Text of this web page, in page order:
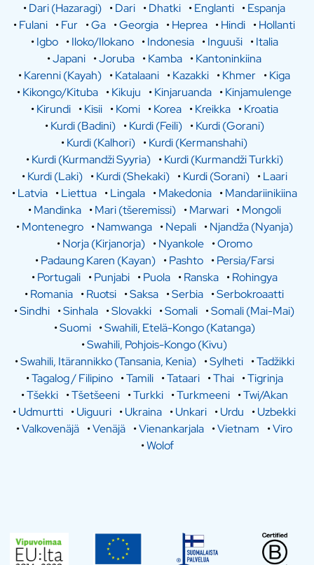
•Dari (Hazaragi) •Dari •Dhatki •Englanti •Espanja
•Fulani •Fur •Ga •Georgia •Heprea •Hindi •Hollanti
•Igbo •Iloko/Ilokano •Indonesia •Inguuši •Italia
•Japani •Joruba •Kamba •Kantoninkiina
•Karenni (Kayah) •Katalaani •Kazakki •Khmer •Kiga
•Kikongo/Kituba •Kikuju •Kinjaruanda •Kinjamulenge
•Kirundi •Kisii •Komi •Korea •Kreikka •Kroatia
•Kurdi (Badini) •Kurdi (Feili) •Kurdi (Gorani)
•Kurdi (Kalhori) •Kurdi (Kermanshahi)
•Kurdi (Kurmandži Syyria) •Kurdi (Kurmandži Turkki)
•Kurdi (Laki) •Kurdi (Shekaki) •Kurdi (Sorani) •Laari
•Latvia •Liettua •Lingala •Makedonia •Mandariinikiina
•Mandinka •Mari (tšeremissi) •Marwari •Mongoli
•Montenegro •Namwanga •Nepali •Njandža (Nyanja)
•Norja (Kirjanorja) •Nyankole •Oromo
•Padaung Karen (Kayan) •Pashto •Persia/Farsi
•Portugali •Punjabi •Puola •Ranska •Rohingya
•Romania •Ruotsi •Saksa •Serbia •Serbokroaatti
•Sindhi •Sinhala •Slovakki •Somali •Somali (Mai-Mai)
•Suomi •Swahili, Etelä-Kongo (Katanga)
•Swahili, Pohjois-Kongo (Kivu)
•Swahili, Itärannikko (Tansania, Kenia) •Sylheti •Tadžikki
•Tagalog / Filipino •Tamili •Tataari •Thai •Tigrinja
•Tšekki •Tšetšeeni •Turkki •Turkmeeni •Twi/Akan
•Udmurtti •Uiguuri •Ukraina •Unkari •Urdu •Uzbekki
•Valkovenäjä •Venäjä •Vienankarjala •Vietnam •Viro
•Wolof